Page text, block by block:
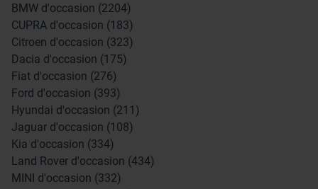
BMW d'occasion (2204)
CUPRA d'occasion (183)
Citroen d'occasion (323)
Dacia d'occasion (175)
Fiat d'occasion (276)
Ford d'occasion (393)
Hyundai d'occasion (211)
Jaguar d'occasion (108)
Kia d'occasion (334)
Land Rover d'occasion (434)
MINI d'occasion (332)